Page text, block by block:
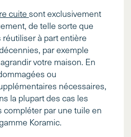
cuite sont exclusivement
de telle sorte que
à part entière
par exemple
votre maison. En
ou
nécessaires,
la plupart des cas les
compléter par une tuile en
Koramic.